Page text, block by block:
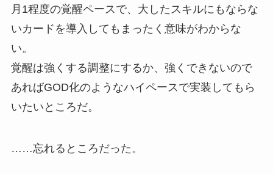
月1程度の覚醒ペースで、大したスキルにもならな
いカードを導入してもまったく意味がわからな
い。
覚醒は強くする調整にするか、強くできないので
あればGOD化のようなハイペースで実装してもら
いたいところだ。
……忘れるところだった。